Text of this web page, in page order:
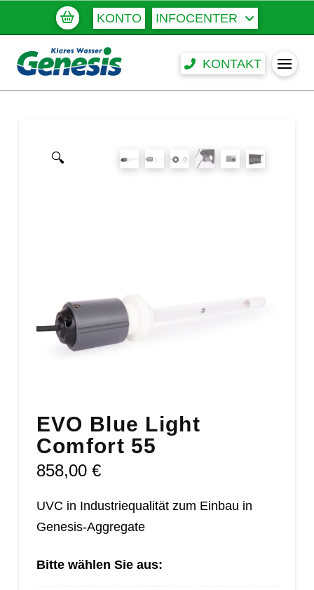
KONTO INFOCENTER
KONTAKT
🔍
EVO Blue Light
Comfort 55
858,00 €
UVC in Industriequalität zum Einbau in
Genesis-Aggregate
Bitte wählen Sie aus: